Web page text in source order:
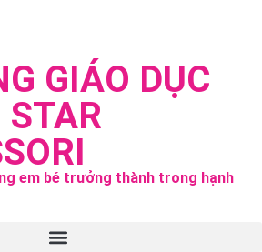
GIÁO DỤC
em bé trưởng thành trong hạnh